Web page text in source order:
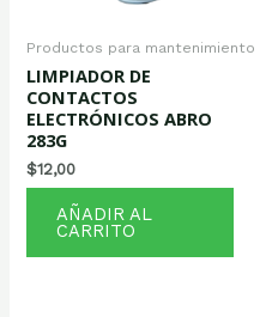
Productos para mantenimiento
LIMPIADOR DE
CONTACTOS
ELECTRÓNICOS ABRO
283G
$12,00
AÑADIR AL
CARRITO